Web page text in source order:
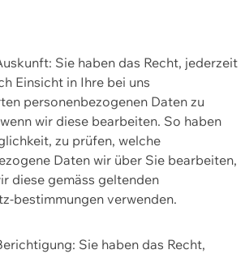
Sie haben das Recht, jederzeit
Einsicht in Ihre bei uns
personenbezogenen Daten zu
wir diese bearbeiten. So haben
zu prüfen, welche
Daten wir über Sie bearbeiten,
diese gemäss geltenden
bestimmungen verwenden.
Sie haben das Recht,